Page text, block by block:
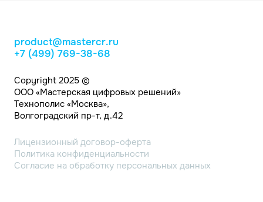
product@mastercr.ru
+7 (499) 769-38-68
Copyright 2025 ©
ООО «Мастерская цифровых решений»
Технополис «Москва»,
Волгоградский пр-т, д.42
Лицензионный договор-оферта
Политика конфиденциальности
Согласие на обработку персональных данных